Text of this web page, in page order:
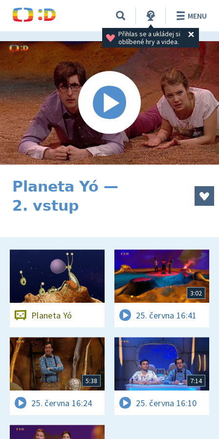
Přihlas se a ukládej si
oblíbené hry a videa.
MENU
Planeta Yó —
2. vstup
Planeta Yó
3:02
25. června 16:41
5:38
25. června 16:24
7:14
25. června 16:10